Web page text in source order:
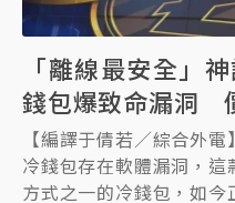
「離線最安全」
錢包爆致命漏洞
【編譯于倩若／綜合外
冷錢包存在軟體漏洞，
方式之一的冷錢包，如今